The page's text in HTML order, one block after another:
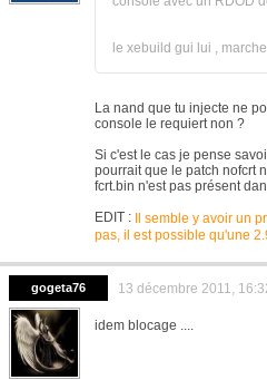
le xebuild gui lui ,
La nand que tu injecte ne
console le requiert non ?
Si c'est le cas je pense
pourrait que le patch nofcrt
fcrt.bin n'est pas présent
EDIT : Il semble y avoir un
pas, il est possible qu'une
gogeta76 13 décembre 2011,
idem blocage ....